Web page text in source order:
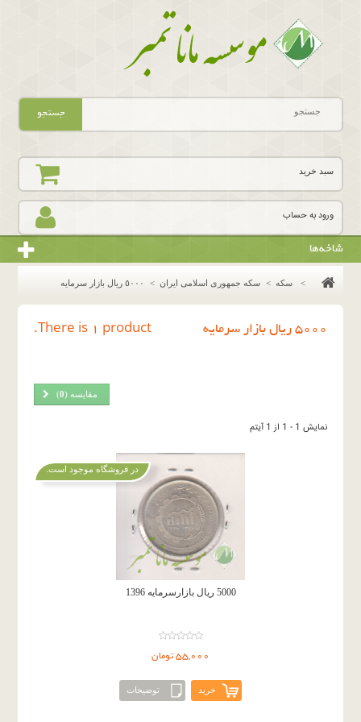
ورود به حساب
سبد خرید
جستجو
شاخه‌ها
> سکه > سکه جمهوری اسلامی ایران > ٥٠٠٠ ريال بازار سرمايه
٥٠٠٠ ريال بازار سرمايه There is 1 product.
مقایسه (0
)
نمایش 1 - 1 از 1 آیتم
5000 ریال بازارسرمایه 1396
55,000 تومان
خرید توضیحات
در فروشگاه موجود است.